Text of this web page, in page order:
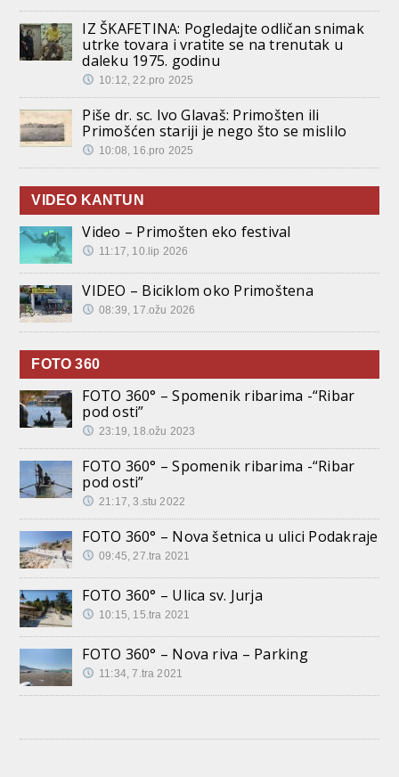
IZ ŠKAFETINA: Pogledajte odličan snimak
utrke tovara i vratite se na trenutak u
daleku 1975. godinu
10:12, 22.pro 2025
Piše dr. sc. Ivo Glavaš: Primošten ili
Primošćen stariji je nego što se mislilo
10:08, 16.pro 2025
VIDEO KANTUN
Video – Primošten eko festival
11:17, 10.lip 2026
VIDEO – Biciklom oko Primoštena
08:39, 17.ožu 2026
FOTO 360
FOTO 360° – Spomenik ribarima -“Ribar
pod osti”
23:19, 18.ožu 2023
FOTO 360° – Spomenik ribarima -“Ribar
pod osti”
21:17, 3.stu 2022
FOTO 360° – Nova šetnica u ulici Podakraje
09:45, 27.tra 2021
FOTO 360° – Ulica sv. Jurja
10:15, 15.tra 2021
FOTO 360° – Nova riva – Parking
11:34, 7.tra 2021